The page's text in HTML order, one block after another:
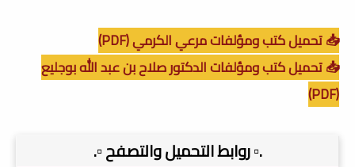
📥 تحميل كتب ومؤلفات مرعي الكرمي (PDF)
📥 تحميل كتب ومؤلفات الدكتور صلاح بن عبد الله بوجليع
(PDF)
.▫️ روابط التحميل والتصفح ▫️.